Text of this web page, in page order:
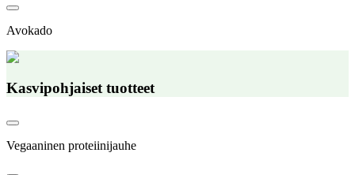
Avokado
Kasvipohjaiset tuotteet
Vegaaninen proteiinijauhe